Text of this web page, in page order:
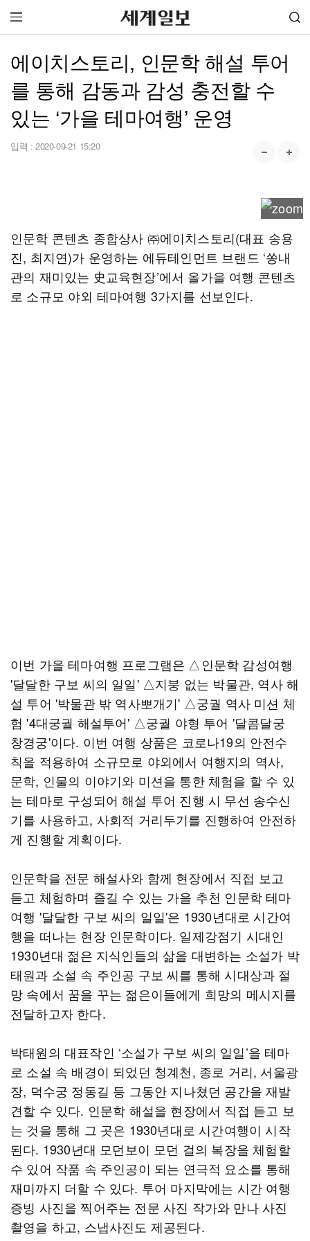
에이치스토리, 인문학 해설 투어
를 통해 감동과 감성 충전할 수
있는 ‘가을 테마여행’ 운영
입력 : 2020-09-21 15:20
인문학 콘텐츠 종합상사 ㈜에이치스토리(대표 송용
진, 최지연)가 운영하는 에듀테인먼트 브랜드 ‘쏭내
관의 재미있는 史교육현장’에서 올가을 여행 콘텐츠
로 소규모 야외 테마여행 3가지를 선보인다.
이번 가을 테마여행 프로그램은 △인문학 감성여행
'달달한 구보 씨의 일일' △지붕 없는 박물관, 역사 해
설 투어 '박물관 밖 역사뽀개기' △궁궐 역사 미션 체
험 '4대궁궐 해설투어' △궁궐 야형 투어 '달콤달궁
창경궁'이다. 이번 여행 상품은 코로나19의 안전수
칙을 적용하여 소규모로 야외에서 여행지의 역사,
문학, 인물의 이야기와 미션을 통한 체험을 할 수 있
는 테마로 구성되어 해설 투어 진행 시 무선 송수신
기를 사용하고, 사회적 거리두기를 진행하여 안전하
게 진행할 계획이다.
인문학을 전문 해설사와 함께 현장에서 직접 보고
듣고 체험하며 즐길 수 있는 가을 추천 인문학 테마
여행 '달달한 구보 씨의 일일'은 1930년대로 시간여
행을 떠나는 현장 인문학이다. 일제강점기 시대인
1930년대 젊은 지식인들의 삶을 대변하는 소설가 박
태원과 소설 속 주인공 구보 씨를 통해 시대상과 절
망 속에서 꿈을 꾸는 젊은이들에게 희망의 메시지를
전달하고자 한다.
박태원의 대표작인 ‘소설가 구보 씨의 일일’을 테마
로 소설 속 배경이 되었던 청계천, 종로 거리, 서울광
장, 덕수궁 정동길 등 그동안 지나쳤던 공간을 재발
견할 수 있다. 인문학 해설을 현장에서 직접 듣고 보
는 것을 통해 그 곳은 1930년대로 시간여행이 시작
된다. 1930년대 모던보이 모던 걸의 복장을 체험할
수 있어 작품 속 주인공이 되는 연극적 요소를 통해
재미까지 더할 수 있다. 투어 마지막에는 시간 여행
증빙 사진을 찍어주는 전문 사진 작가와 만나 사진
촬영을 하고, 스냅사진도 제공된다.